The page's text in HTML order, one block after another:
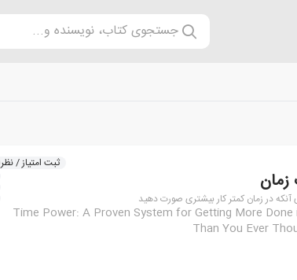
جستجوی کتاب، نویسنده و...
ثبت امتیاز / نظر
در زمان کمتر کار بیشتری صورت دهید
Time Power: A Proven System for Getting More
Than You Ever